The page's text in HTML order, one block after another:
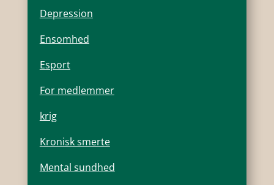
Depression
Ensomhed
Esport
For medlemmer
krig
Kronisk smerte
Mental sundhed